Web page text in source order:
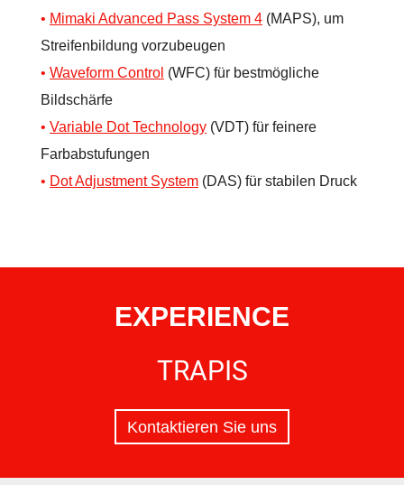
Mimaki Advanced Pass System 4 (MAPS), um
Streifenbildung vorzubeugen
Waveform Control (WFC) für bestmögliche
Bildschärfe
Variable Dot Technology (VDT) für feinere
Farbabstufungen
Dot Adjustment System (DAS) für stabilen Druck
EXPERIENCE
TRAPIS
Kontaktieren Sie uns